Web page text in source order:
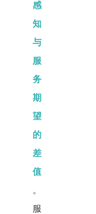
感
知
与
服
务
期
望
的
差
值
。
服